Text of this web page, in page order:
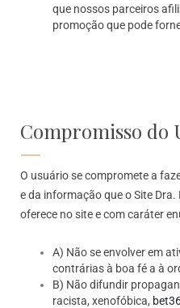
que nossos parceiros
promoção que pode
Compromisso do
O usuário se compromete a
e da informação que o Site
oferece no site e com caráter
A) Não se envolver em
contrárias à boa fé a à
B) Não difundir
racista, xenofóbica,